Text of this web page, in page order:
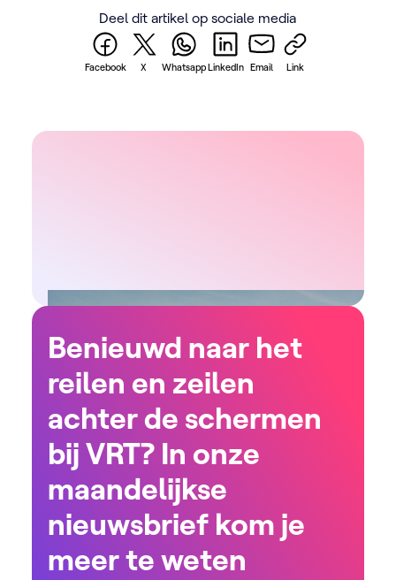
Deel dit artikel op sociale media
Facebook X WhatsappLinkedIn Email Link
Benieuwd naar het
reilen en zeilen
achter de schermen
bij VRT? In onze
maandelijkse
nieuwsbrief kom je
meer te weten